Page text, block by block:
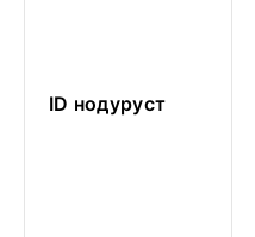
ID нодуруст